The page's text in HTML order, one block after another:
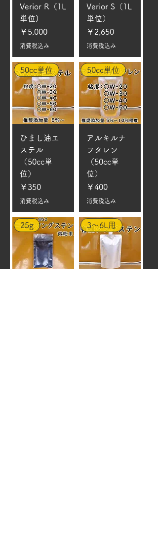
Verior R（1L
単位)
価格
￥5,000
消費税込み
Verior S（1L
単位）
価格
￥2,650
消費税込み
50cc単位
ひまし油エ
ステル
（50cc単
位）
価格
￥350
消費税込み
50cc単位
アルキルナ
フタレン
（50cc単
位）
価格
￥400
消費税込み
25g 3～6L用